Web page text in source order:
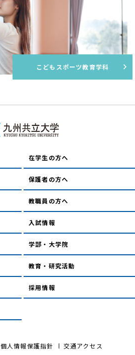
こどもスポーツ教育学科
在学生の方へ
保護者の方へ
教職員の方へ
入試情報
学部・大学院
教育・研究活動
採用情報
個人情報保護指針
交通アクセス